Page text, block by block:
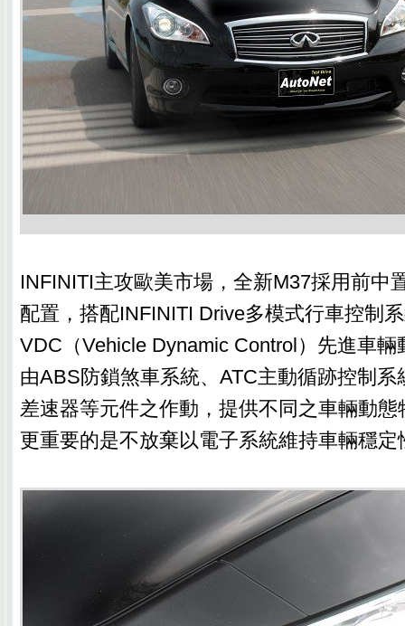
INFINITI主攻歐美市場，全新M37採用前中
配置，搭配INFINITI Drive多模式行車控制
VDC（Vehicle Dynamic Control）先進車
由ABS防鎖煞車系統、ATC主動循跡控制
差速器等元件之作動，提供不同之車輛動
更重要的是不放棄以電子系統維持車輛穩定